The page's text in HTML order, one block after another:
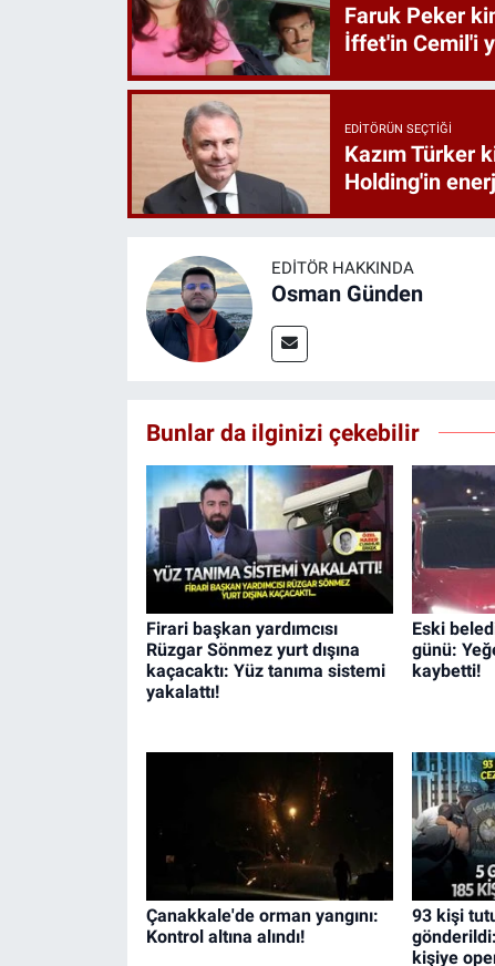
Faruk Peker
İffet'in Cemil'i
EDITÖRÜN SEÇTIĞI
Kazım Türker
Holding'in
EDITÖR HAKKINDA
Osman Günden
Bunlar da ilginizi çekebilir
Firari başkan yardımcısı
Rüzgar Sönmez yurt dışına
kaçacaktı: Yüz tanıma sistemi
yakalattı!
Eski
günü:
kaybetti!
Çanakkale'de orman yangını:
Kontrol altına alındı!
93 kişi
kişiye